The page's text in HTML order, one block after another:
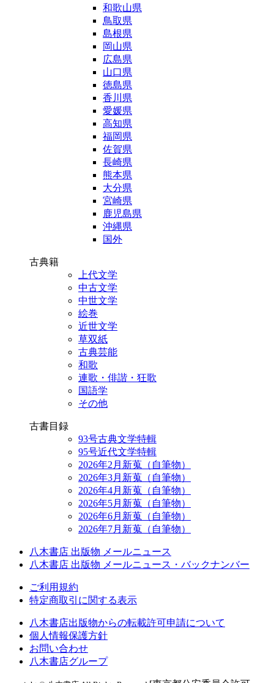
和歌山県
鳥取県
島根県
岡山県
広島県
山口県
徳島県
香川県
愛媛県
高知県
福岡県
佐賀県
長崎県
熊本県
大分県
宮崎県
鹿児島県
沖縄県
国外
古典籍
上代文学
中古文学
中世文学
絵巻
近世文学
草双紙
古典芸能
和歌
連歌・俳諧・狂歌
国語学
その他
古書目録
93号古典文学特輯
95号近代文学特輯
2026年2月新蒐（自筆物）
2026年3月新蒐（自筆物）
2026年4月新蒐（自筆物）
2026年5月新蒐（自筆物）
2026年6月新蒐（自筆物）
2026年7月新蒐（自筆物）
八木書店 出版物 メールニュース
八木書店 出版物 メールニュース・バックナンバー
ご利用規約
特定商取引に関する表示
八木書店出版物からの転載許可申請について
個人情報保護方針
お問い合わせ
八木書店グループ